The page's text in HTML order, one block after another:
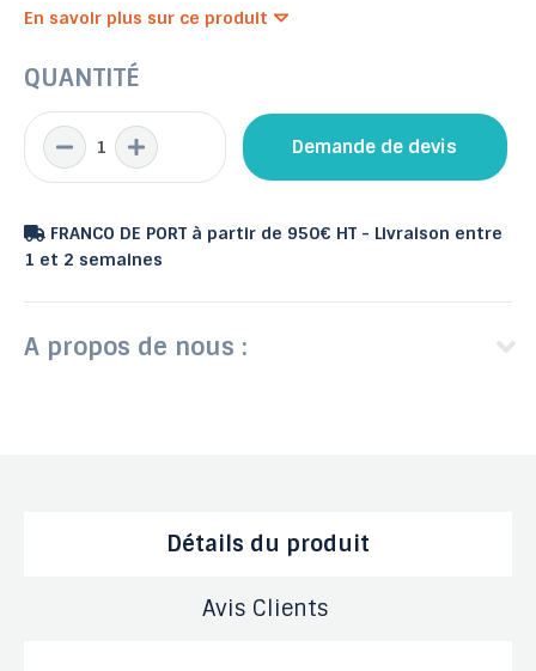
En savoir plus sur ce produit
QUANTITÉ
Demande de devis
FRANCO DE PORT à partir de 950€ HT - Livraison entre
1 et 2 semaines
A propos de nous :
Détails du produit
Avis Clients